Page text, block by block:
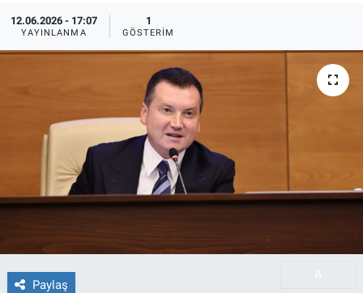
12.06.2026 - 17:07
YAYINLANMA
1
GÖSTERIM
Paylaş